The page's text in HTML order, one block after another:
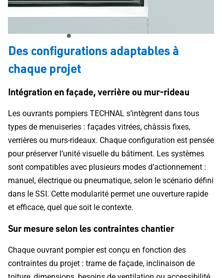
Des configurations adaptables à
chaque projet
Intégration en façade, verrière ou mur-rideau
Les ouvrants pompiers TECHNAL s’intègrent dans tous
types de menuiseries : façades vitrées, châssis fixes,
verrières ou murs-rideaux. Chaque configuration est pensée
pour préserver l’unité visuelle du bâtiment. Les systèmes
sont compatibles avec plusieurs modes d’actionnement :
manuel, électrique ou pneumatique, selon le scénario défini
dans le SSI. Cette modularité permet une ouverture rapide
et efficace, quel que soit le contexte.
Sur mesure selon les contraintes chantier
Chaque ouvrant pompier est conçu en fonction des
contraintes du projet : trame de façade, inclinaison de